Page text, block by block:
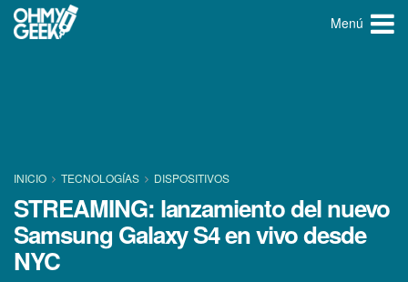
Menú
INICIO TECNOLOGÍ­AS DISPOSITIVOS
STREAMING: lanzamiento del nuevo
Samsung Galaxy S4 en vivo desde
NYC